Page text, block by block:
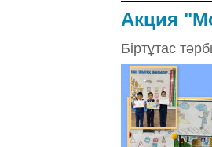
Акция
Біртұтас